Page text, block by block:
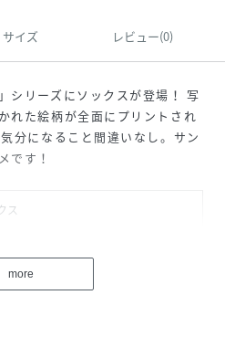
サイズ レビュー(0)
シリーズにソックスが登場！ 写
れた絵柄が全面にプリントされ
分になること間違いなし。サン
です！
ス
ル
more